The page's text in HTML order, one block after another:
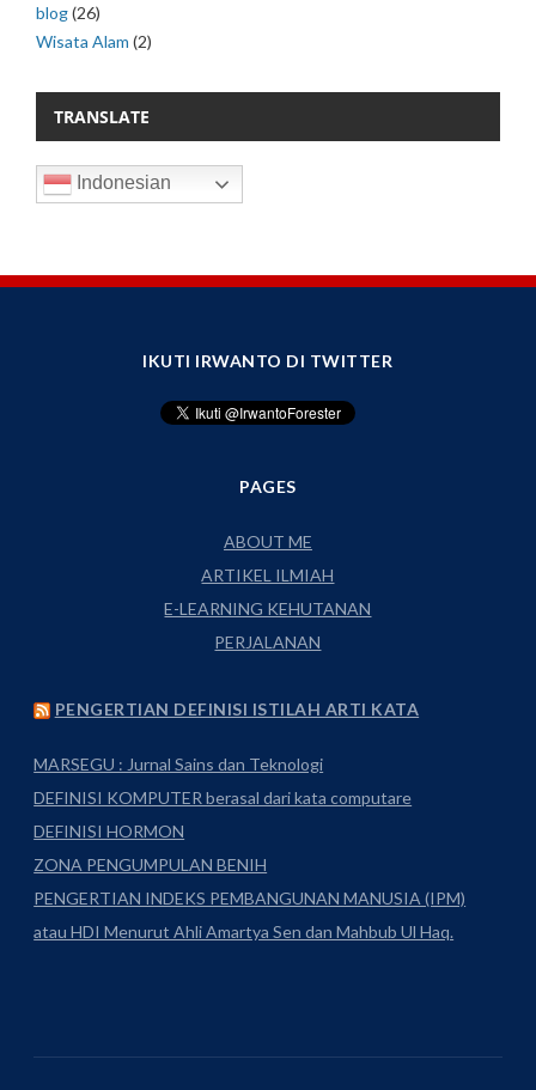
blog(26)
Wisata Alam (2)
TRANSLATE
Indonesian
IKUTI IRWANTO DI TWITTER
PAGES
ABOUT ME
ARTIKEL ILMIAH
E-LEARNING KEHUTANAN
PERJALANAN
PENGERTIAN DEFINISI ISTILAH ARTI KATA
MARSEGU : Jurnal Sains dan Teknologi
DEFINISI KOMPUTER berasal dari kata computare
DEFINISI HORMON
ZONA PENGUMPULAN BENIH
PENGERTIAN INDEKS PEMBANGUNAN MANUSIA (IPM)
atau HDI Menurut Ahli Amartya Sen dan Mahbub Ul Haq.